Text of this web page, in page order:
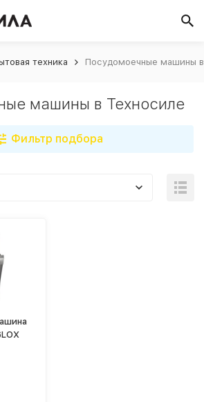
техника Посудомоечные машины
машины в Техносиле
Фильтр подбора